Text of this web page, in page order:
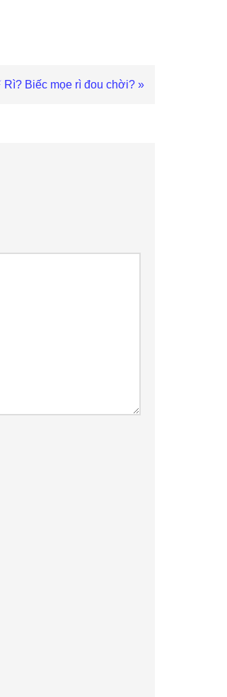
Rì? Biếc mọe rì đou chời? »